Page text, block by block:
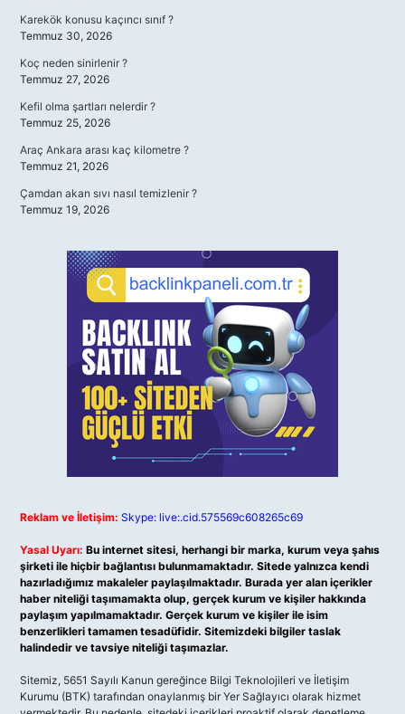
Karekök konusu kaçıncı sınıf ?
Temmuz 30, 2026
Koç neden sinirlenir ?
Temmuz 27, 2026
Kefil olma şartları nelerdir ?
Temmuz 25, 2026
Araç Ankara arası kaç kilometre ?
Temmuz 21, 2026
Çamdan akan sıvı nasıl temizlenir ?
Temmuz 19, 2026
Reklam ve İletişim: Skype: live:.cid.575569c608265c69
Yasal Uyarı: Bu internet sitesi, herhangi bir marka, kurum veya şahıs
şirketi ile hiçbir bağlantısı bulunmamaktadır. Sitede yalnızca kendi
hazırladığımız makaleler paylaşılmaktadır. Burada yer alan içerikler
haber niteliği taşımamakta olup, gerçek kurum ve kişiler hakkında
paylaşım yapılmamaktadır. Gerçek kurum ve kişiler ile isim
benzerlikleri tamamen tesadüfidir. Sitemizdeki bilgiler taslak
halindedir ve tavsiye niteliği taşımazlar.
Sitemiz, 5651 Sayılı Kanun gereğince Bilgi Teknolojileri ve İletişim
Kurumu (BTK) tarafından onaylanmış bir Yer Sağlayıcı olarak hizmet